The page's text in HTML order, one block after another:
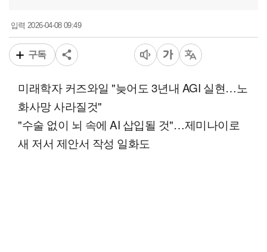
입력2026-04-08 09:49
구독
미래학자 커즈와일 "늦어도 3년내 AGI 실현…노
화사망 사라질것"
"수술 없이 뇌 속에 AI 삽입될 것"…제미나이로
새 저서 제안서 작성 일화도